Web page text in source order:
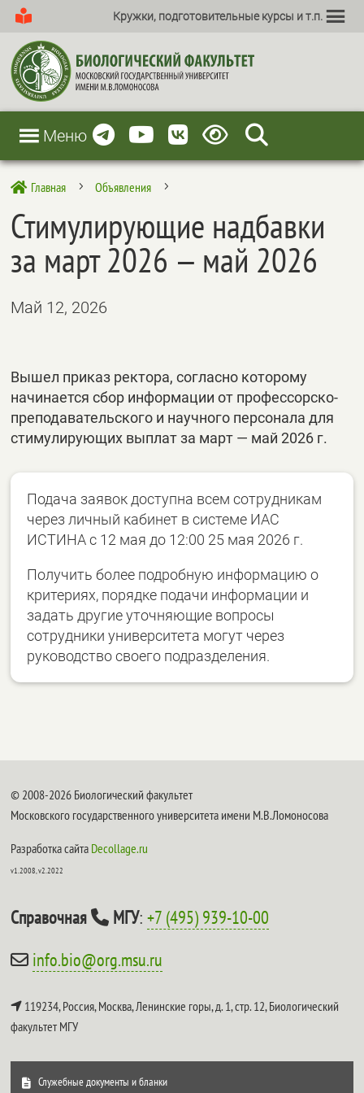
Кружки, подготовительные курсы и т.п.
Меню
 Главная 5 Объявления 5
Стимулирующие надбавки
за март 2026 — май 2026
Май 12, 2026
Вышел приказ ректора, согласно которому
начинается сбор информации от профессорско-
преподавательского и научного персонала для
стимулирующих выплат за март — май 2026 г.
Подача заявок доступна всем сотрудникам
через личный кабинет в системе ИАС
ИСТИНА с 12 мая до 12:00 25 мая 2026 г.
Получить более подробную информацию о
критериях, порядке подачи информации и
задать другие уточняющие вопросы
сотрудники университета могут через
руководство своего подразделения.
© 2008-2026 Биологический факультет
Московского государственного университета имени М.В.Ломоносова
Разработка сайта Decollage.ru
v1.2008, v2.2022
Справочная МГУ:+7 (495) 939-10-00
info.bio@org.msu.ru
119234, Россия, Москва, Ленинские горы, д. 1, стр. 12,Биологический
факультет МГУ
Служебные документы и бланки